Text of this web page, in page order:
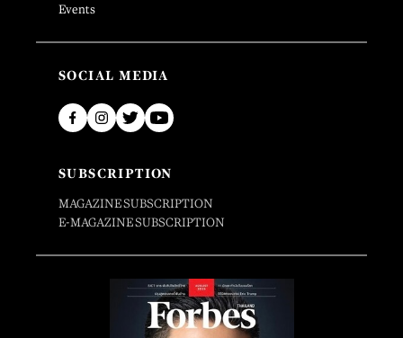
Events
SOCIAL MEDIA
SUBSCRIPTION
MAGAZINE SUBSCRIPTION
E-MAGAZINE SUBSCRIPTION